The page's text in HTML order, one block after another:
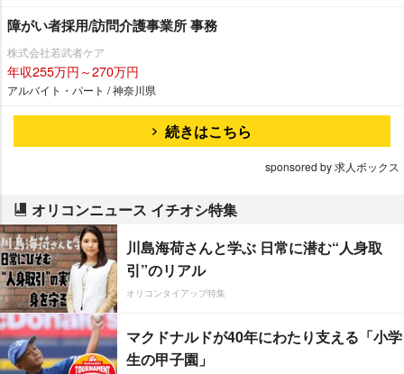
障がい者採用/訪問介護事業所 事務
株式会社若武者ケア
年収255万円～270万円
アルバイト・パート / 神奈川県
続きはこちら
sponsored by 求人ボックス
オリコンニュース イチオシ特集
川島海荷さんと学ぶ 日常に潜む“人身取
引”のリアル
オリコンタイアップ特集
マクドナルドが40年にわたり支える「小学
生の甲子園」